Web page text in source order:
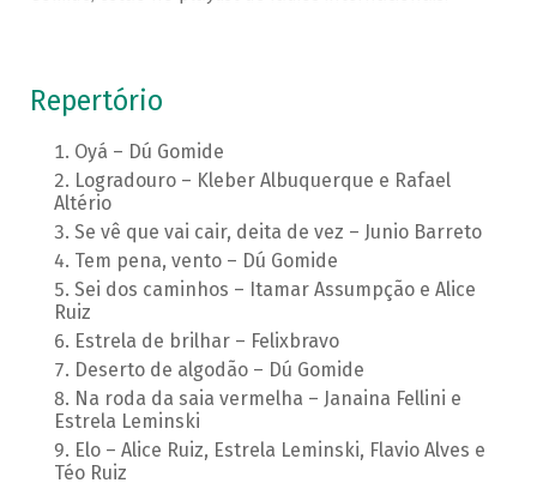
Repertório
Oyá – Dú Gomide
Logradouro – Kleber Albuquerque e Rafael
Altério
Se vê que vai cair, deita de vez – Junio Barreto
Tem pena, vento – Dú Gomide
Sei dos caminhos – Itamar Assumpção e Alice
Ruiz
Estrela de brilhar – Felixbravo
Deserto de algodão – Dú Gomide
Na roda da saia vermelha – Janaina Fellini e
Estrela Leminski
Elo – Alice Ruiz, Estrela Leminski, Flavio Alves e
Téo Ruiz